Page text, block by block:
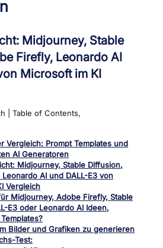
Midjourney, Stable
Firefly, Leonardo AI
Microsoft im KI
| Table of Contents,
Vergleich: Prompt Templates und
AI Generatoren
Midjourney, Stable Diffusion,
AI und DALL-E3 von
Vergleich
Midjourney, Adobe Firefly, Stable
E3 oder Leonardo AI Ideen,
Bilder und Grafiken zu generieren
Test: